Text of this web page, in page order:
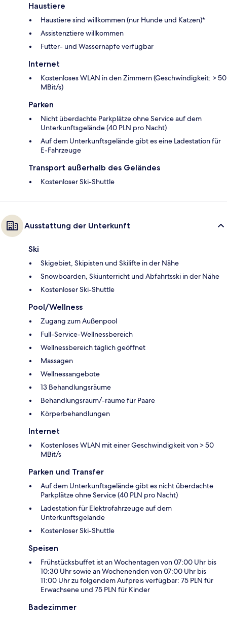
Haustiere
Haustiere sind willkommen (nur Hunde und Katzen)*
Assistenztiere willkommen
Futter- und Wassernäpfe verfügbar
Internet
Kostenloses WLAN in den Zimmern (Geschwindigkeit: > 50
MBit/s)
Parken
Nicht überdachte Parkplätze ohne Service auf dem
Unterkunftsgelände (40 PLN pro Nacht)
Auf dem Unterkunftsgelände gibt es eine Ladestation für
E-Fahrzeuge
Transport außerhalb des Geländes
Kostenloser Ski-Shuttle
Ausstattung der Unterkunft
Ski
Skigebiet, Skipisten und Skilifte in der Nähe
Snowboarden, Skiunterricht und Abfahrtsski in der Nähe
Kostenloser Ski-Shuttle
Pool/Wellness
Zugang zum Außenpool
Full-Service-Wellnessbereich
Wellnessbereich täglich geöffnet
Massagen
Wellnessangebote
13 Behandlungsräume
Behandlungsraum/-räume für Paare
Körperbehandlungen
Internet
Kostenloses WLAN mit einer Geschwindigkeit von > 50
MBit/s
Parken und Transfer
Auf dem Unterkunftsgelände gibt es nicht überdachte
Parkplätze ohne Service (40 PLN pro Nacht)
Ladestation für Elektrofahrzeuge auf dem
Unterkunftsgelände
Kostenloser Ski-Shuttle
Speisen
Frühstücksbuffet ist an Wochentagen von 07:00 Uhr bis
10:30 Uhr sowie an Wochenenden von 07:00 Uhr bis
11:00 Uhr zu folgendem Aufpreis verfügbar: 75 PLN für
Erwachsene und 75 PLN für Kinder
Badezimmer